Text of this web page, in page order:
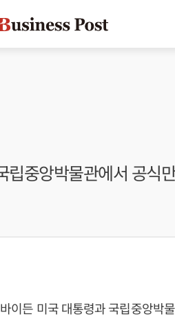
립중앙박물관에서 공식
이든 미국 대통령과 국립중앙박